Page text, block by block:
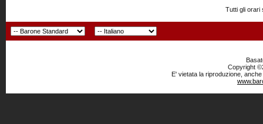
Tutti gli orari
Copyright
E' vietata la riproduzione,